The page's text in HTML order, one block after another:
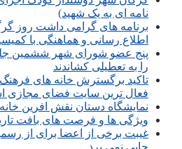
نامه ای به یک شهید)
برنامه های گرامی داشت روز
اطلاع رسانی و هماهنگی با
پنج عضو شورای شهر ششمین
را به تعطیلی کشاندند
تاکید برگسترش خانه های
فعال ترین سایت فضای مجازی
نمایشگاه دستان نقش افرین
ویژگی ها و فرصت های بافت
غیبت برخی از اعضا برای از